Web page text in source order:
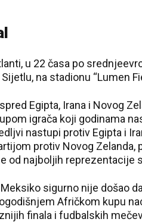
u 22 časa po
na stadionu “Lumen
Egipta, Irana i Novog
igrača koji godinama
nastupi protiv Egipta i
protiv Novog Zelanda,
od najboljih reprezentacije
Meksiko sigurno nije došao
Afričkom kupu
finala i fudbalskih